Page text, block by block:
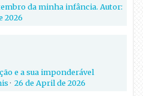
da minha infância. Autor:
2026
e a sua imponderável
·26 de April de 2026